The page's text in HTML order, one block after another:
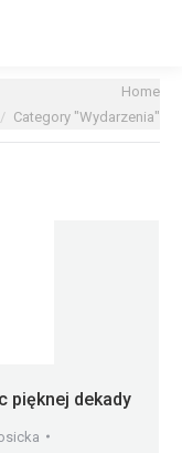
Home
Category "Wydarzenia"
pięknej dekady